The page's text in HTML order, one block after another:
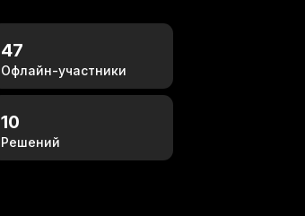
47
Офлайн-участники
10
Решений